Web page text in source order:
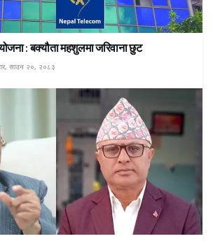
: बक्यौता महशुलमा जरिवाना छुट
साउन २०, २०८३